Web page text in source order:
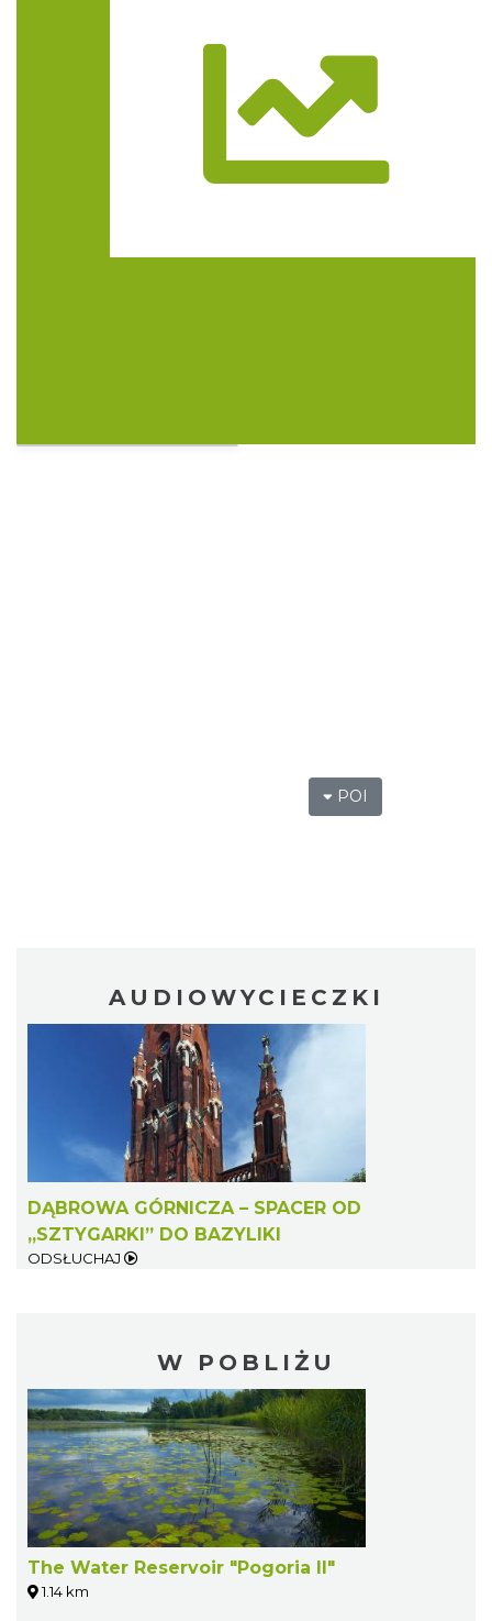
POI
Trasa
AUDIOWYCIECZKI
DĄBROWA GÓRNICZA – SPACER OD
„SZTYGARKI” DO BAZYLIKI
ODSŁUCHAJ
W POBLIŻU
The Water Reservoir "Pogoria II"
1.14 km